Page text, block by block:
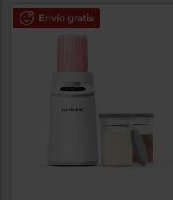
Envío gratis